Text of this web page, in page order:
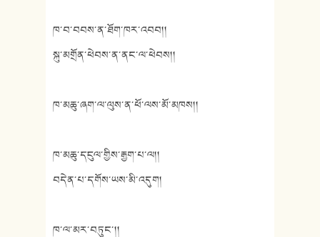
ཁ་བ་བབས་ན་ཐོག་ཁར་འབབ།།
སྐུ་མགྲོན་ཕེབས་ན་ནང་ལ་ཕེབས།།
ཁ་མཆུ་ཞག་ལ་ལུས་ན་ཕོ་ལས་མོ་མཁས།།
ཁ་མཆུ་དངུལ་གྱིས་རྒྱག་པ་ལ།།
བདེན་པ་དགོས་ཡས་མི་འདུག།
ཁ་ལ་མར་བཏུང་།།